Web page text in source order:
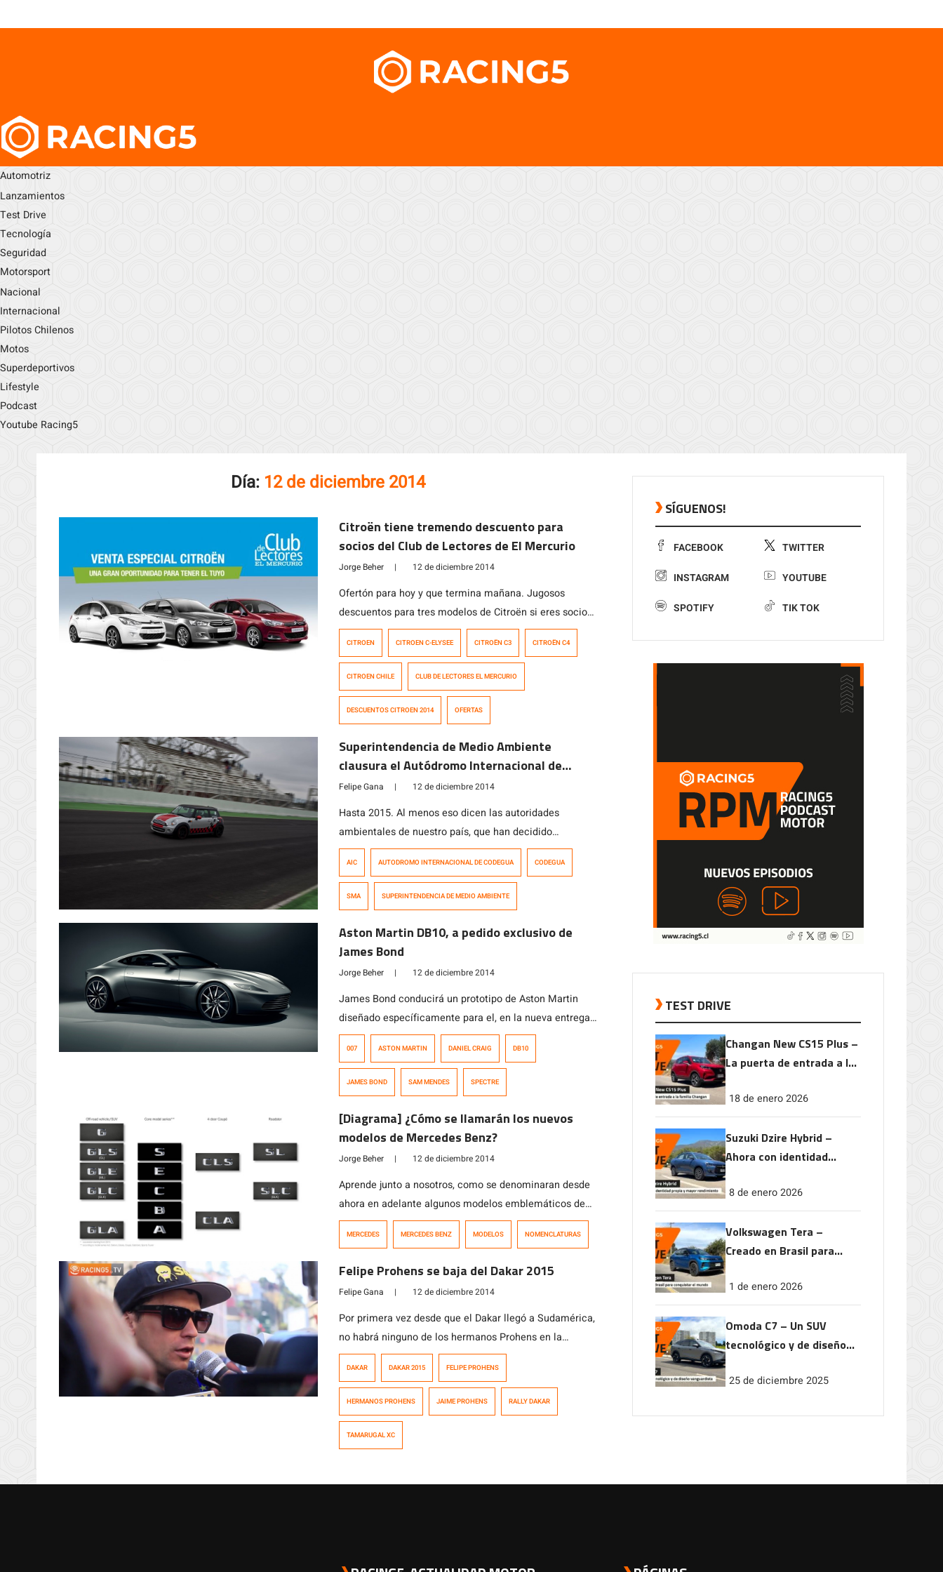
Automotriz
Lanzamientos
Test Drive
Tecnología
Seguridad
Motorsport
Nacional
Internacional
Pilotos Chilenos
Motos
Superdeportivos
Lifestyle
Podcast
Youtube Racing5
Día: 12 de diciembre 2014
Citroën tiene tremendo descuento para
socios del Club de Lectores de El Mercurio
Jorge Beher | 12 de diciembre 2014
Ofertón para hoy y que termina mañana. Jugosos
descuentos para tres modelos de Citroën si eres socio
del Club de Lectores de El Mercurio. Más detalles en la
CITROEN CITROEN C-ELYSEE CITROËN C3 CITROËN C4
CITROEN CHILE CLUB DE LECTORES EL MERCURIO
DESCUENTOS CITROEN 2014 OFERTAS
Superintendencia de Medio Ambiente
clausura el Autódromo Internacional de
Codegua hasta fin de año
Felipe Gana | 12 de diciembre 2014
Hasta 2015. Al menos eso dicen las autoridades
ambientales de nuestro país, que han decidido
clausurar el Autódromo Internacional de Codegua por lo
acústicas del circuito. La decisión es la continuación de
lo sentenciado la semana pasada, cuando […]
AIC AUTODROMO INTERNACIONAL DE CODEGUA CODEGUA
SMA SUPERINTENDENCIA DE MEDIO AMBIENTE
Aston Martin DB10, a pedido exclusivo de
James Bond
Jorge Beher | 12 de diciembre 2014
James Bond conducirá un prototipo de Aston Martin
diseñado específicamente para el, en la nueva entrega
de la saga 007, el nuevo DB10.
007 ASTON MARTIN DANIEL CRAIG DB10
JAMES BOND SAM MENDES SPECTRE
[Diagrama] ¿Cómo se llamarán los nuevos
modelos de Mercedes Benz?
Jorge Beher | 12 de diciembre 2014
Aprende junto a nosotros, como se denominaran desde
ahora en adelante algunos modelos emblemáticos de
Mercedes-Benz.
MERCEDES MERCEDES BENZ MODELOS NOMENCLATURAS
Felipe Prohens se baja del Dakar 2015
Felipe Gana | 12 de diciembre 2014
Por primera vez desde que el Dakar llegó a Sudamérica,
no habrá ninguno de los hermanos Prohens en la
carrera. Jaime decidió no inscribirse, al ser un año de
la carrera más dura del mundo, al […]
DAKAR DAKAR 2015 FELIPE PROHENS
HERMANOS PROHENS JAIME PROHENS RALLY DAKAR
TAMARUGAL XC
SÍGUENOS!
FACEBOOK TWITTER
INSTAGRAM YOUTUBE
SPOTIFY TIK TOK
TEST DRIVE
Changan New CS15 Plus –
La puerta de entrada a la
18 de enero 2026
Suzuki Dzire Hybrid –
Ahora con identidad
rendimiento
8 de enero 2026
Volkswagen Tera –
Creado en Brasil para
1 de enero 2026
Omoda C7 – Un SUV
tecnológico y de diseño
25 de diciembre 2025